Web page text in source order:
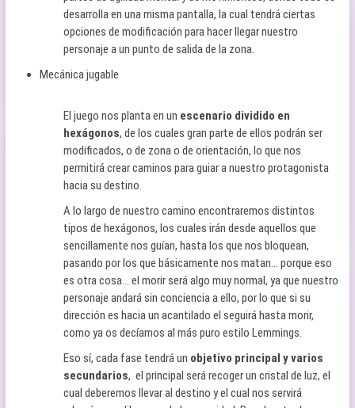
desarrolla en una misma pantalla, la cual tendrá ciertas
opciones de modificación para hacer llegar nuestro
personaje a un punto de salida de la zona.
Mecánica jugable
El juego nos planta en un escenario dividido en
hexágonos, de los cuales gran parte de ellos podrán ser
modificados, o de zona o de orientación, lo que nos
permitirá crear caminos para guiar a nuestro protagonista
hacia su destino.
A lo largo de nuestro camino encontraremos distintos
tipos de hexágonos, los cuales irán desde aquellos que
sencillamente nos guían, hasta los que nos bloquean,
pasando por los que básicamente nos matan… porque eso
es otra cosa… el morir será algo muy normal, ya que nuestro
personaje andará sin conciencia a ello, por lo que si su
dirección es hacia un acantilado el seguirá hasta morir,
como ya os decíamos al más puro estilo Lemmings.
Eso sí, cada fase tendrá un objetivo principal y varios
secundarios, el principal será recoger un cristal de luz, el
cual deberemos llevar al destino y el cual nos servirá